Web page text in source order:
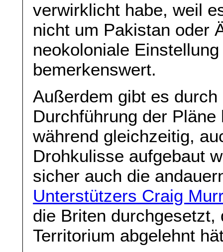
verwirklicht habe, weil
nicht um Pakistan oder
neokoloniale
bemerkenswert.
Außerdem gibt es
Durchführung der
während gleichzeitig,
Drohkulisse aufgebaut
sicher auch die
Unterstützers Craig
die Briten
Territorium abgelehnt